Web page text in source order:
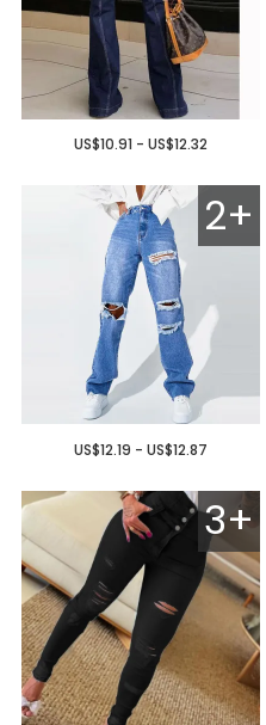
US$10.91 - US$12.32
2+
US$12.19 - US$12.87
3+